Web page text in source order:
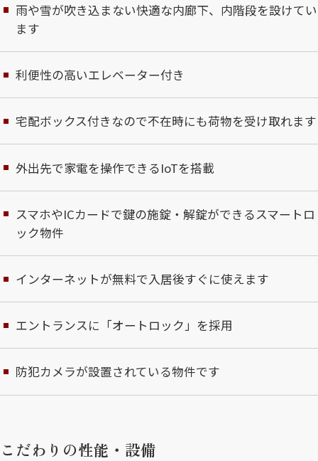
雨や雪が吹き込まない快適な内廊下、内階段を設けてい
ます
利便性の高いエレベーター付き
宅配ボックス付きなので不在時にも荷物を受け取れます
外出先で家電を操作できるIoTを搭載
スマホやICカードで鍵の施錠・解錠ができるスマートロ
ック物件
インターネットが無料で入居後すぐに使えます
エントランスに「オートロック」を採用
防犯カメラが設置されている物件です
こだわりの性能・設備